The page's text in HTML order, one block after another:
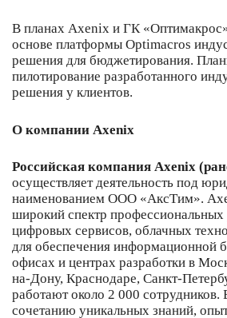
В планах Axenix и ГК
основе платформы Optimacros
решения для бюджетирования.
пилотирование разработанного
решения у клиентов.
О компании Axenix
Российская компания Axenix
осуществляет деятельность под
наименованием ООО «АксТим».
широкий спектр профессиональных
цифровых сервисов, облачных
для обеспечения информационной
офисах и центрах разработки в
на-Дону, Краснодаре, Санкт-
работают около 2 000 сотрудников.
сочетанию уникальных знаний,